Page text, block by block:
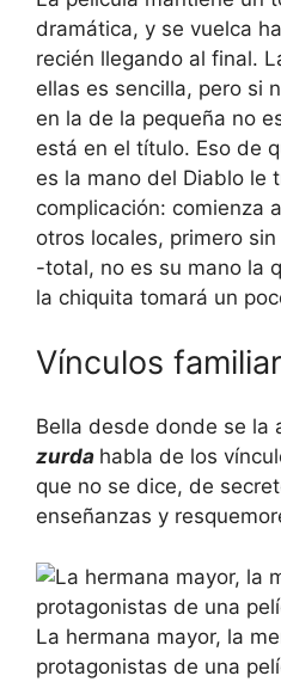
dramática, y se vuelca
recién llegando al final.
ellas es sencilla, pero si
en la de la pequeña no
está en el título. Eso de
es la mano del Diablo le
complicación: comienza
otros locales, primero
-total, no es su mano la
la chiquita tomará un
Vínculos
Bella desde donde se la
zurda habla de los
que no se dice, de
enseñanzas y
La hermana mayor, la
protagonistas de una